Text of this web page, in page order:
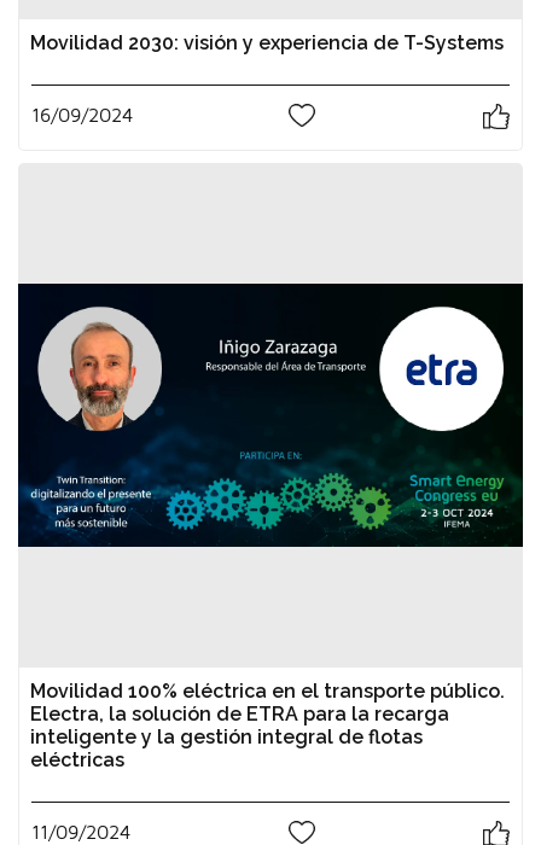
Movilidad 2030: visión y experiencia de T-Systems
16/09/2024
Movilidad 100% eléctrica en el transporte público.
Electra, la solución de ETRA para la recarga
inteligente y la gestión integral de flotas
eléctricas
11/09/2024